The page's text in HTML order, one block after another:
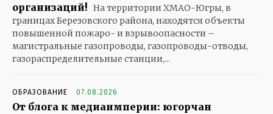
организаций! На территории ХМАО-Югры, в
границах Березовского района, находятся объекты
повышенной пожаро- и взрывоопасности –
магистральные газопроводы, газопроводы-отводы,
газораспределительные станции,...
ОБРАЗОВАНИЕ 07.08.2026
От блога к медиаимперии: югорчан